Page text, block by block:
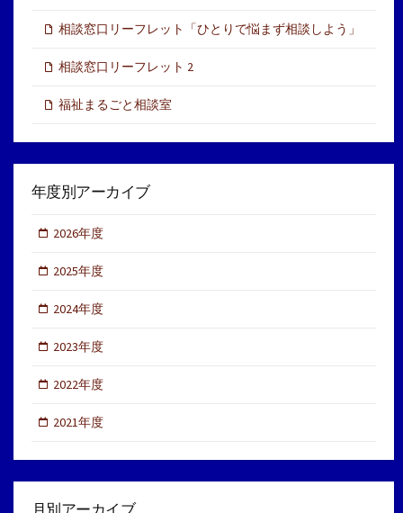
相談窓口リーフレット「ひとりで悩まず相談しよう」
相談窓口リーフレット 2
福祉まるごと相談室
年度別アーカイブ
2026年度
2025年度
2024年度
2023年度
2022年度
2021年度